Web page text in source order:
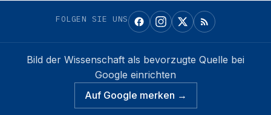
FOLGEN SIE UNS
Bild der Wissenschaft als bevorzugte Quelle bei
Google einrichten
Auf Google merken →